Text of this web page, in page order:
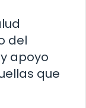
del
apoyo
que